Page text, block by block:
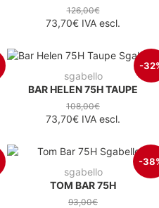
126,00€
73,70€ IVA escl.
-
sgabello
BAR HELEN 75H TAUPE
108,00€
73,70€ IVA escl.
-
sgabello
TOM BAR 75H
93,00€